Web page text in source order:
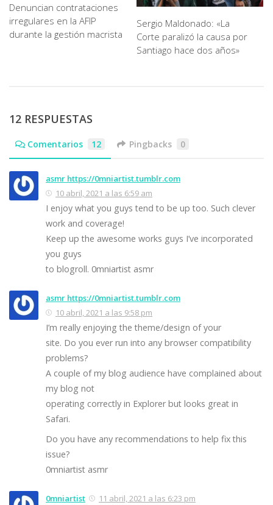
Denuncian contrataciones
irregulares en la AFIP
durante la gestión macrista
Sergio Maldonado: «La
Corte paralizó la causa por
Santiago hace dos años»
12 RESPUESTAS
Comentarios 12 Pingbacks 0
asmr https://0mniartist.tumblr.com
10 abril, 2021 a las 6:59 am
I enjoy what you guys tend to be up too. Such clever
work and coverage!
Keep up the awesome works guys I’ve incorporated
you guys
to blogroll. 0mniartist asmr
asmr https://0mniartist.tumblr.com
10 abril, 2021 a las 9:58 pm
I’m really enjoying the theme/design of your
site. Do you ever run into any browser compatibility
problems?
A couple of my blog audience have complained about
my blog not
operating correctly in Explorer but looks great in
Safari.
Do you have any recommendations to help fix this
issue?
0mniartist asmr
0mniartist 11 abril, 2021 a las 6:23 pm